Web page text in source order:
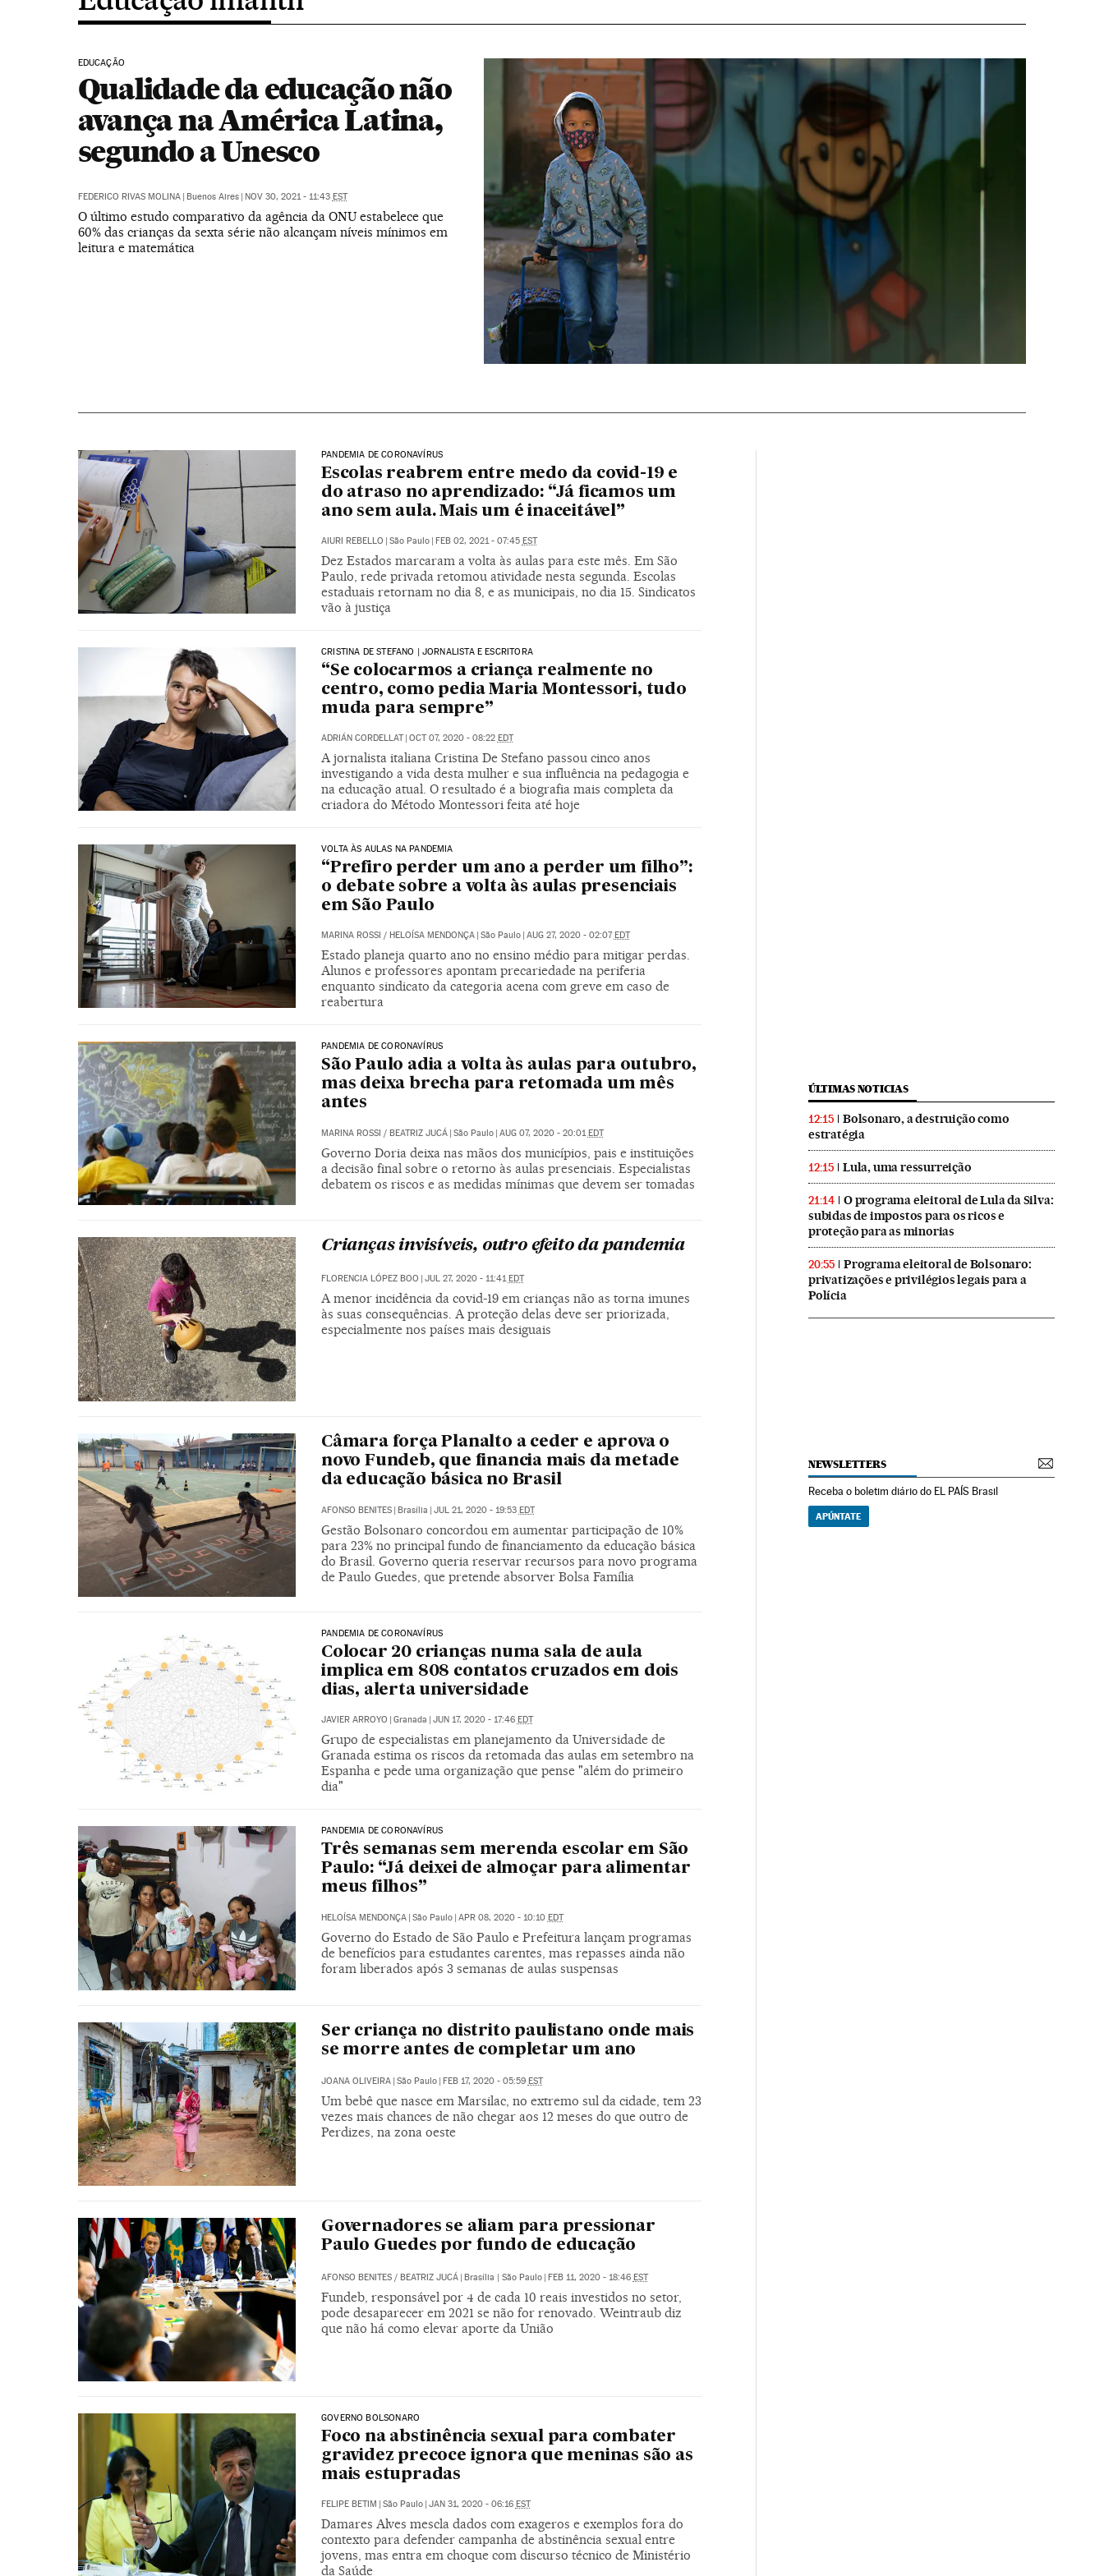
EDUCAÇÃO
Qualidade da educação não
avança na América Latina,
segundo a Unesco
FEDERICO RIVAS MOLINA | Buenos Aires | NOV 30, 2021 - 11:43 EST
O último estudo comparativo da agência da ONU estabelece que
60% das crianças da sexta série não alcançam níveis mínimos em
leitura e matemática
PANDEMIA DE CORONAVÍRUS
Escolas reabrem entre medo da covid-19 e
do atraso no aprendizado: “Já ficamos um
ano sem aula. Mais um é inaceitável”
AIURI REBELLO | São Paulo | FEB 02, 2021 - 07:45 EST
Dez Estados marcaram a volta às aulas para este mês. Em São
Paulo, rede privada retomou atividade nesta segunda. Escolas
estaduais retornam no dia 8, e as municipais, no dia 15. Sindicatos
vão à justiça
CRISTINA DE STEFANO | JORNALISTA E ESCRITORA
“Se colocarmos a criança realmente no
centro, como pedia Maria Montessori, tudo
muda para sempre”
ADRIÁN CORDELLAT | OCT 07, 2020 - 08:22 EDT
A jornalista italiana Cristina De Stefano passou cinco anos
investigando a vida desta mulher e sua influência na pedagogia e
na educação atual. O resultado é a biografia mais completa da
criadora do Método Montessori feita até hoje
VOLTA ÀS AULAS NA PANDEMIA
“Prefiro perder um ano a perder um filho”:
o debate sobre a volta às aulas presenciais
em São Paulo
MARINA ROSSI / HELOÍSA MENDONÇA | São Paulo | AUG 27, 2020 - 02:07EDT
Estado planeja quarto ano no ensino médio para mitigar perdas.
Alunos e professores apontam precariedade na periferia
enquanto sindicato da categoria acena com greve em caso de
reabertura
PANDEMIA DE CORONAVÍRUS
São Paulo adia a volta às aulas para outubro,
mas deixa brecha para retomada um mês
antes
MARINA ROSSI / BEATRIZ JUCÁ | São Paulo | AUG 07, 2020 - 20:01EDT
Governo Doria deixa nas mãos dos municípios, pais e instituições
a decisão final sobre o retorno às aulas presenciais. Especialistas
debatem os riscos e as medidas mínimas que devem ser tomadas
Crianças invisíveis, outro efeito da pandemia
FLORENCIA LÓPEZ BOO JUL 27, 2020 - 11:41 EDT
A menor incidência da covid-19 em crianças não as torna imunes
às suas consequências. A proteção delas deve ser priorizada,
especialmente nos países mais desiguais
Câmara força Planalto a ceder e aprova o
novo Fundeb, que financia mais da metade
da educação básica no Brasil
AFONSO BENITES | Brasília | JUL 21, 2020 - 19:53 EDT
Gestão Bolsonaro concordou em aumentar participação de 10%
para 23% no principal fundo de financiamento da educação básica
do Brasil. Governo queria reservar recursos para novo programa
de Paulo Guedes, que pretende absorver Bolsa Família
PANDEMIA DE CORONAVÍRUS
Colocar 20 crianças numa sala de aula
implica em 808 contatos cruzados em dois
dias, alerta universidade
JAVIER ARROYO Granada JUN 17, 2020 - 17:46 EDT
Grupo de especialistas em planejamento da Universidade de
Granada estima os riscos da retomada das aulas em setembro na
Espanha e pede uma organização que pense "além do primeiro
dia"
PANDEMIA DE CORONAVÍRUS
Três semanas sem merenda escolar em São
Paulo: “Já deixei de almoçar para alimentar
meus filhos”
HELOÍSA MENDONÇA | São Paulo | APR 08, 2020 - 10:10 EDT
Governo do Estado de São Paulo e Prefeitura lançam programas
de benefícios para estudantes carentes, mas repasses ainda não
foram liberados após 3 semanas de aulas suspensas
Ser criança no distrito paulistano onde mais
se morre antes de completar um ano
JOANA OLIVEIRA São Paulo FEB 17, 2020 - 05:59 EST
Um bebê que nasce em Marsilac, no extremo sul da cidade, tem 23
vezes mais chances de não chegar aos 12 meses do que outro de
Perdizes, na zona oeste
Governadores se aliam para pressionar
Paulo Guedes por fundo de educação
AFONSO BENITES/ BEATRIZ JUCÁ | Brasília | São Paulo | FEB 11, 2020 - 18:46 EST
Fundeb, responsável por 4 de cada 10 reais investidos no setor,
pode desaparecer em 2021 se não for renovado. Weintraub diz
que não há como elevar aporte da União
GOVERNO BOLSONARO
Foco na abstinência sexual para combater
gravidez precoce ignora que meninas são as
mais estupradas
FELIPE BETIM São Paulo JAN 31, 2020 - 06:16 EST
Damares Alves mescla dados com exageros e exemplos fora do
contexto para defender campanha de abstinência sexual entre
jovens, mas entra em choque com discurso técnico de Ministério
da Saúde
ÚLTIMAS NOTICIAS
12:15
Bolsonaro, a destruição como
estratégia
12:15 Lula, uma ressurreição
21:14
O programa eleitoral de Lula da Silva:
subidas de impostos para os ricos e
proteção para as minorias
20:55
Programa eleitoral de Bolsonaro:
privatizações e privilégios legais para a
Polícia
NEWSLETTERS
Receba o boletim diário do EL PAÍS Brasil
APÚNTATE